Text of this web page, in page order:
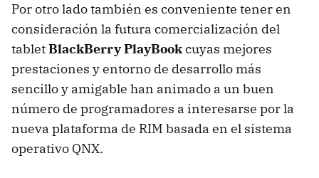
Por otro lado también es conveniente tener en
consideración la futura comercialización del
tabletBlackBerry PlayBookcuyas mejores
prestaciones y entorno de desarrollo más
sencillo y amigable han animado a un buen
número de programadores a interesarse por la
nueva plataforma de RIM basada en el sistema
operativo QNX.